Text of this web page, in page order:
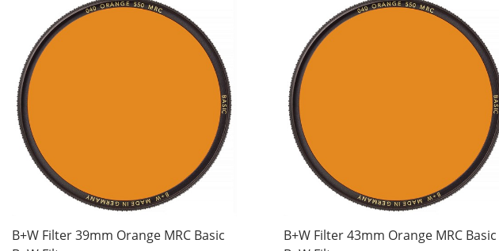
Inkl. Moms
Benämning
Storlek
Pris
B+W Filter 39mm Orange MRC Basic
B+W Filter 43mm Orange MRC Basic